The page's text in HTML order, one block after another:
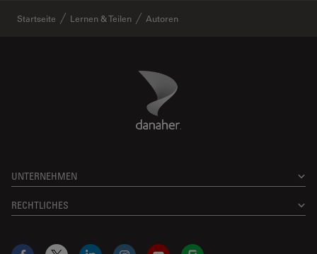
Startseite Lernen & Teilen Autoren
Danaher Logo
UNTERNEHMEN
RECHTLICHES